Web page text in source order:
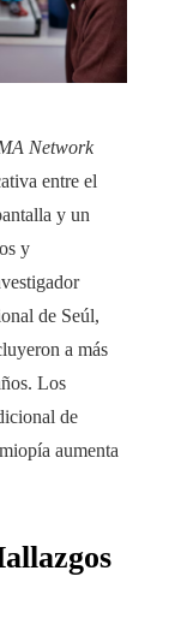
Network
entre el
y un
y
de Seúl,
a más
Los
de
aumenta